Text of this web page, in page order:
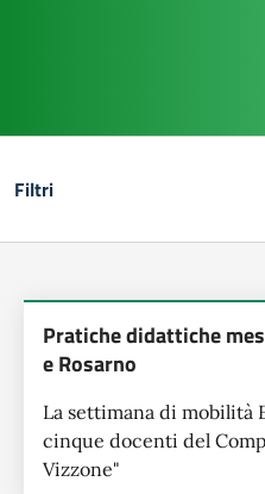
Filtri
Lista delle
Pratiche didattiche
e Rosarno
La settimana di mobilità
cinque docenti del
Vizzone"